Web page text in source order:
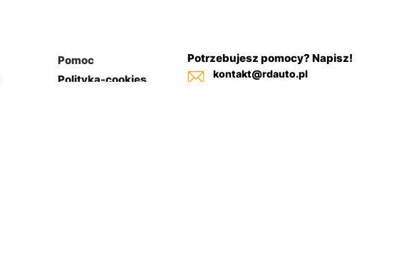
Pomoc
Polityka-cookies
Potrzebujesz pomocy? Napisz!
kontakt@rdauto.pl